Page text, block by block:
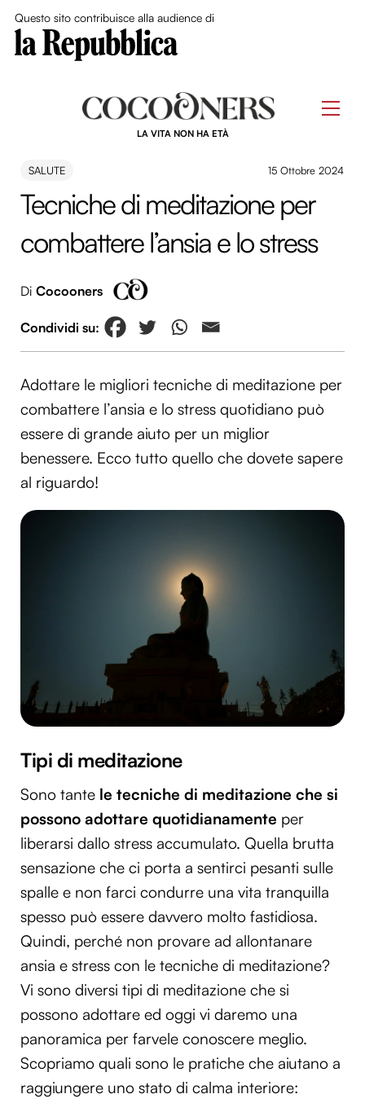
Questo sito contribuisce alla audience di
LA VITA NON HA ETÀ
SALUTE 15 Ottobre 2024
Tecniche di meditazione per
combattere l’ansia e lo stress
Di Cocooners
Adottare le migliori tecniche di meditazione per
combattere l’ansia e lo stress quotidiano può
essere di grande aiuto per un miglior
benessere. Ecco tutto quello che dovete sapere
al riguardo!
Tipi di meditazione
Sono tante le tecniche di meditazione che si
possono adottare quotidianamente per
liberarsi dallo stress accumulato. Quella brutta
sensazione che ci porta a sentirci pesanti sulle
spalle e non farci condurre una vita tranquilla
spesso può essere davvero molto fastidiosa.
Quindi, perché non provare ad allontanare
ansia e stress con le tecniche di meditazione?
Vi sono diversi tipi di meditazione che si
possono adottare ed oggi vi daremo una
panoramica per farvele conoscere meglio.
Scopriamo quali sono le pratiche che aiutano a
raggiungere uno stato di calma interiore: